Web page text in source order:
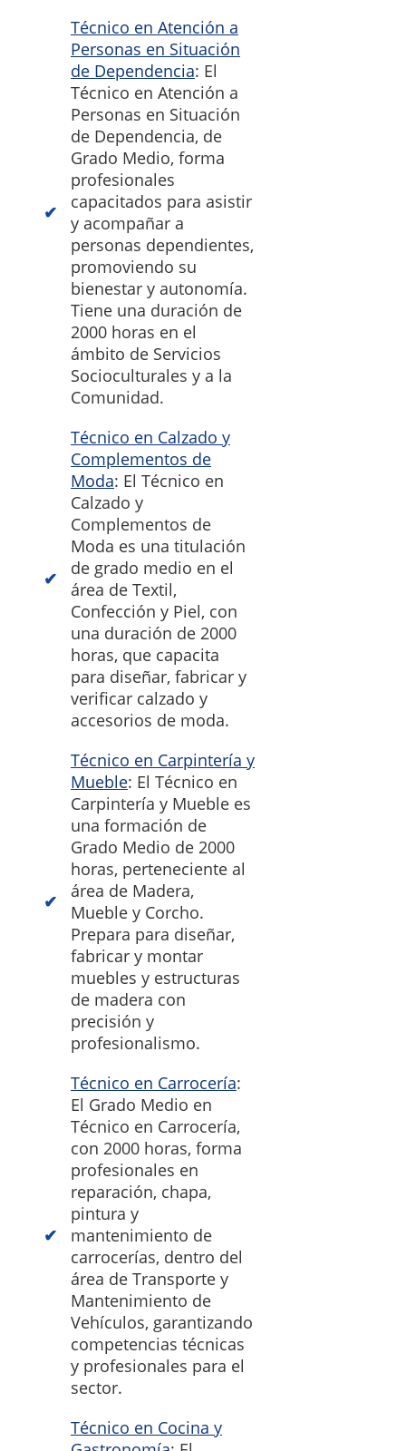
Técnico en Atención a
Personas en Situación
de Dependencia: El
Técnico en Atención a
Personas en Situación
de Dependencia, de
Grado Medio, forma
profesionales
capacitados para asistir
y acompañar a
personas dependientes,
promoviendo su
bienestar y autonomía.
Tiene una duración de
2000 horas en el
ámbito de Servicios
Socioculturales y a la
Comunidad.
Técnico en Calzado y
Complementos de
Moda: El Técnico en
Calzado y
Complementos de
Moda es una titulación
de grado medio en el
área de Textil,
Confección y Piel, con
una duración de 2000
horas, que capacita
para diseñar, fabricar y
verificar calzado y
accesorios de moda.
Técnico en Carpintería y
Mueble: El Técnico en
Carpintería y Mueble es
una formación de
Grado Medio de 2000
horas, perteneciente al
área de Madera,
Mueble y Corcho.
Prepara para diseñar,
fabricar y montar
muebles y estructuras
de madera con
precisión y
profesionalismo.
Técnico en Carrocería:
El Grado Medio en
Técnico en Carrocería,
con 2000 horas, forma
profesionales en
reparación, chapa,
pintura y
mantenimiento de
carrocerías, dentro del
área de Transporte y
Mantenimiento de
Vehículos, garantizando
competencias técnicas
y profesionales para el
sector.
Técnico en Cocina y